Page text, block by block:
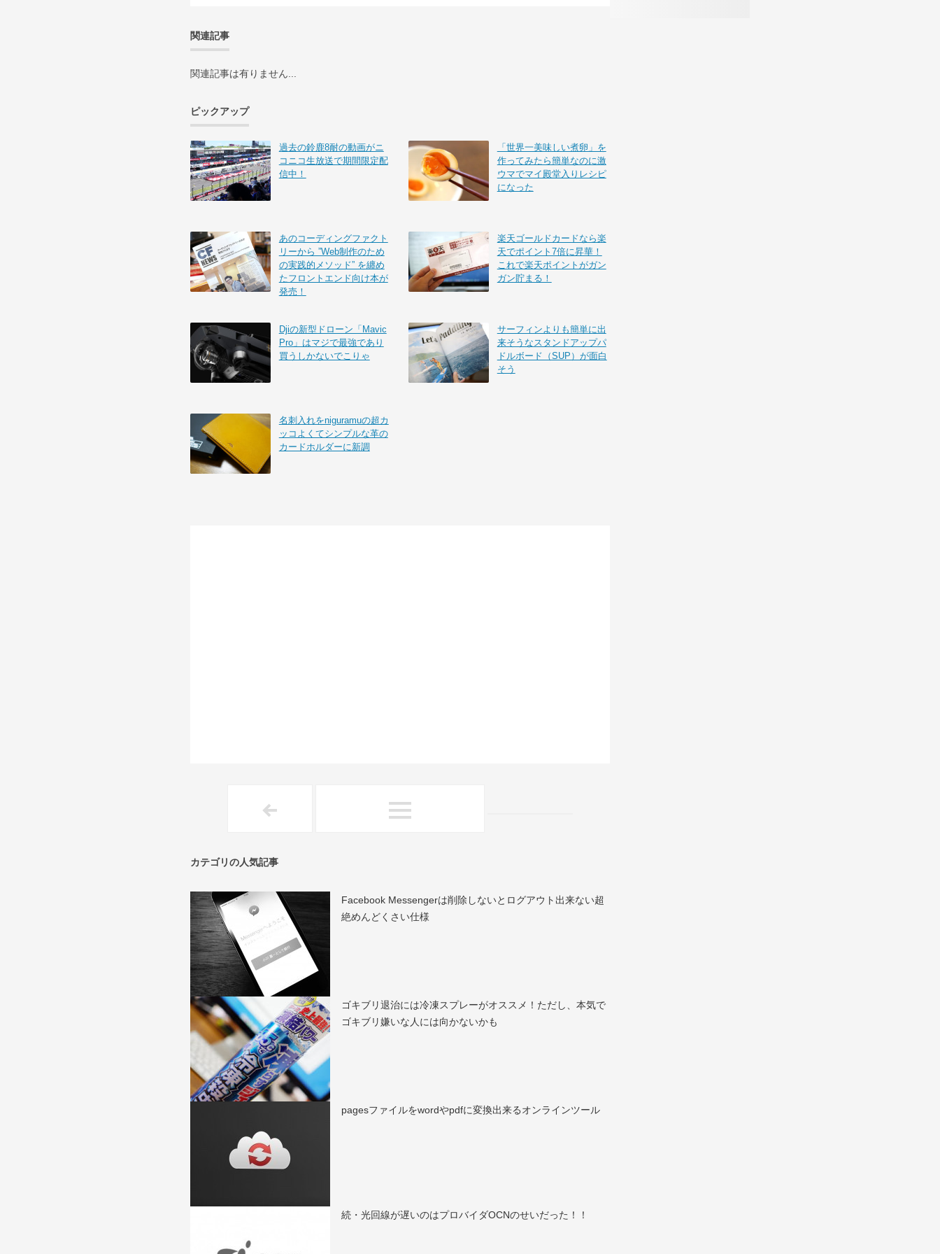
関連記事
関連記事は有りません...
ピックアップ
過去の鈴鹿8耐の動画がニ
コニコ生放送で期間限定配
信中！
「世界一美味しい煮卵」を
作ってみたら簡単なのに激
ウマでマイ殿堂入りレシピ
になった
あのコーディングファクト
リーから ”Web制作のため
の実践的メソッド” を纏め
たフロントエンド向け本が
発売！
楽天ゴールドカードなら楽
天でポイント7倍に昇華！
これで楽天ポイントがガン
ガン貯まる！
Djiの新型ドローン「Mavic
Pro」はマジで最強であり
買うしかないでこりゃ
サーフィンよりも簡単に出
来そうなスタンドアップパ
ドルボード（SUP）が面白
そう
名刺入れをniguramuの超カ
ッコよくてシンプルな革の
カードホルダーに新調
カテゴリの人気記事
Facebook Messengerは削除しないとログアウト出来ない超
絶めんどくさい仕様
ゴキブリ退治には冷凍スプレーがオススメ！ただし、本気で
ゴキブリ嫌いな人には向かないかも
pagesファイルをwordやpdfに変換出来るオンラインツール
続・光回線が遅いのはプロバイダOCNのせいだった！！